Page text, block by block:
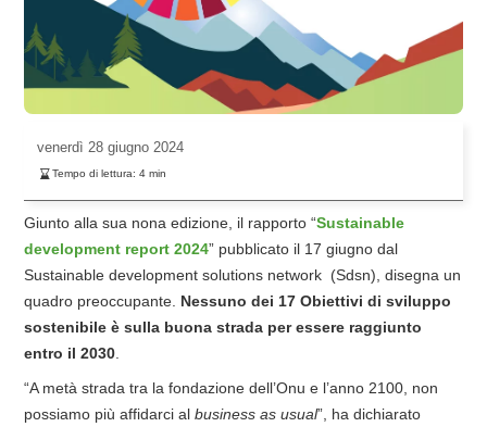
venerdì 28 giugno 2024
Tempo di lettura:4 min
Giunto alla sua nona edizione, il rapporto “Sustainable
development report 2024” pubblicato il 17 giugno dal
Sustainable development solutions network (Sdsn), disegna un
quadro preoccupante. Nessuno dei 17 Obiettivi di sviluppo
sostenibile è sulla buona strada per essere raggiunto
entro il 2030
“A metà strada tra la fondazione dell’Onu e l’anno 2100, non
possiamo più affidarci al business as usual”, ha dichiarato